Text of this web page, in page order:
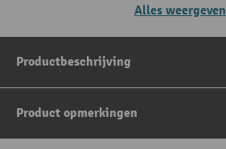
Alles weergeven
Productbeschrijving
Product opmerkingen